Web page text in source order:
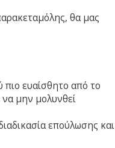
θα μας
ευαίσθητο από το
μην μολυνθεί
επούλωσης και